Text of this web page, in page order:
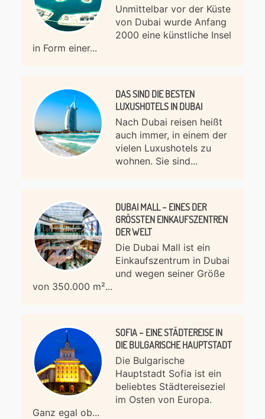
Unmittelbar vor der Küste
von Dubai wurde Anfang
2000 eine künstliche Insel
in Form einer...
DAS SIND DIE BESTEN
LUXUSHOTELS IN DUBAI
Nach Dubai reisen heißt
auch immer, in einem der
vielen Luxushotels zu
wohnen. Sie sind...
DUBAI MALL – EINES DER
GRÖSSTEN EINKAUFSZENTREN D
ER WELT
Die Dubai Mall ist ein
Einkaufszentrum in Dubai
und wegen seiner Größe
von 350.000 m²...
SOFIA – EINE STÄDTEREISE IN
DIE BULGARISCHE HAUPTSTADT
Die Bulgarische
Hauptstadt Sofia ist ein
beliebtes Städtereiseziel
im Osten von Europa.
Ganz egal ob...